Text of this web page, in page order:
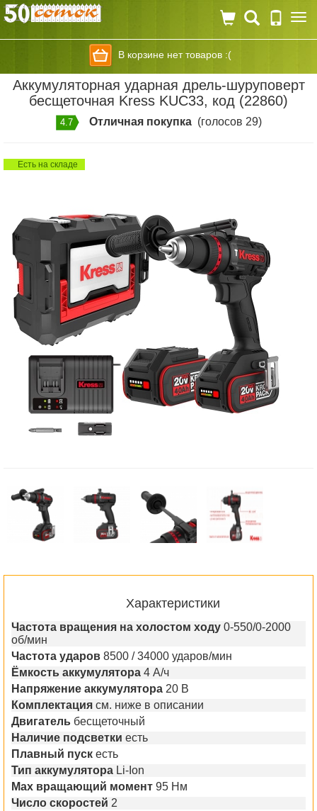
В корзине нет товаров :(
Аккумуляторная ударная дрель-шуруповерт
бесщеточная Kress KUC33, код (22860)
4.7 Отличная покупка(голосов 29)
Есть на складе
Характеристики
Частота вращения на холостом ходу 0-550/0-2000
об/мин
Частота ударов 8500 / 34000 ударов/мин
Ёмкость аккумулятора 4 А/ч
Напряжение аккумулятора 20 В
Комплектация см. ниже в описании
Двигатель бесщеточный
Наличие подсветки есть
Плавный пуск есть
Тип аккумулятора Li-Ion
Max вращающий момент 95 Нм
Число скоростей 2